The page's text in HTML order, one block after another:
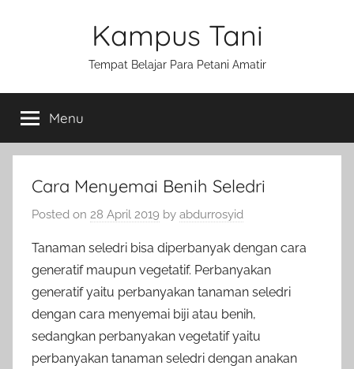
Kampus Tani
Tempat Belajar Para Petani Amatir
Menu
Cara Menyemai Benih Seledri
Posted on 28 April 2019 by abdurrosyid
Tanaman seledri bisa diperbanyak dengan cara
generatif maupun vegetatif. Perbanyakan
generatif yaitu perbanyakan tanaman seledri
dengan cara menyemai biji atau benih,
sedangkan perbanyakan vegetatif yaitu
perbanyakan tanaman seledri dengan anakan